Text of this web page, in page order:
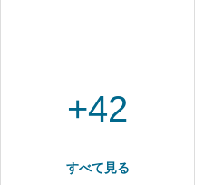
+42
すべて見る